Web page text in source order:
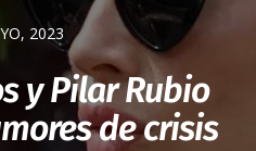
2023
y Pilar Rubio
de crisis